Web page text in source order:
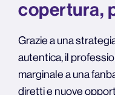
copertura,
Grazie a una
autentica, il
marginale a una
diretti e nuove